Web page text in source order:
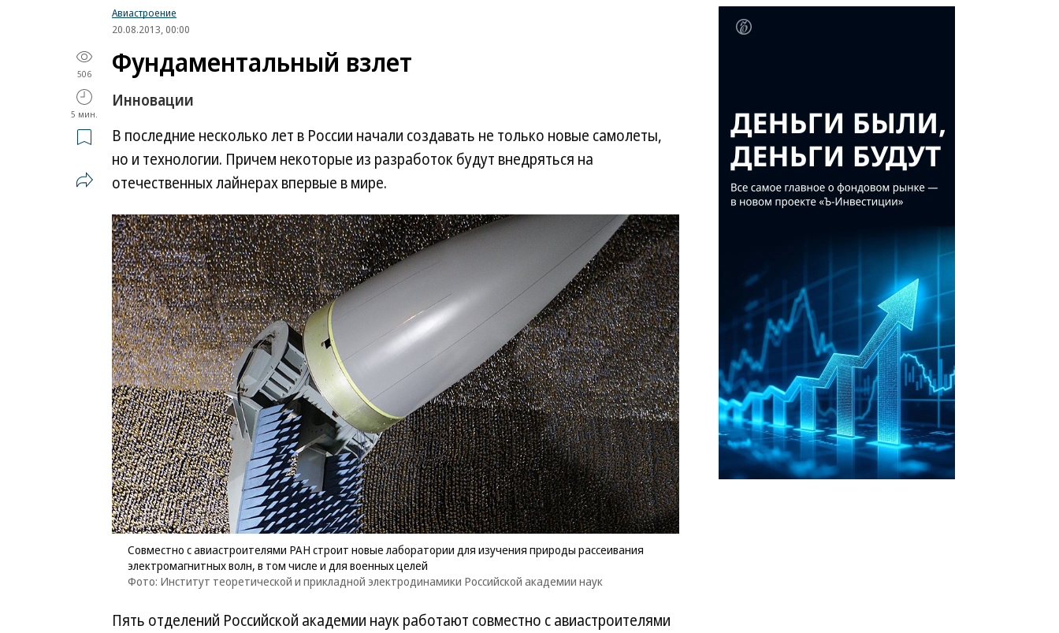
Авиастроение
20.08.2013, 00:00
506
5 мин.
Фундаментальный взлет
Инновации
В последние несколько лет в России начали создавать не только новые самолеты,
но и технологии. Причем некоторые из разработок будут внедряться на
отечественных лайнерах впервые в мире.
Совместно с авиастроителями РАН строит новые лаборатории для изучения природы рассеивания
электромагнитных волн, в том числе и для военных целей
Фото: Институт теоретической и прикладной электродинамики Российской академии наук
Пять отделений Российской академии наук работают совместно с авиастроителями